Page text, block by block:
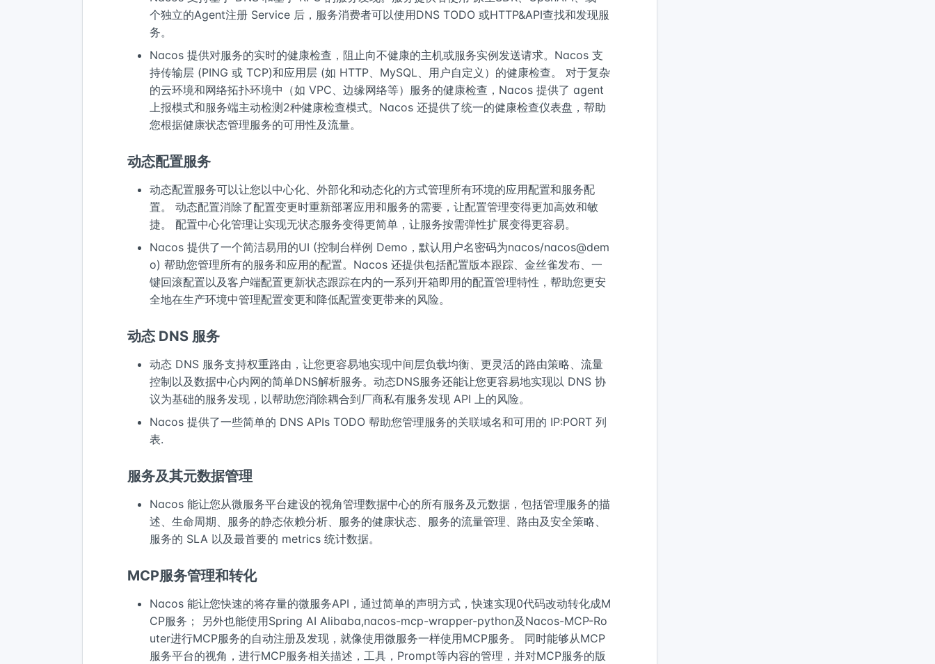
个独立的Agent注册 Service 后，服务消费者可以使用DNS TODO 或HTTP&API查找和发现服
务。
Nacos 提供对服务的实时的健康检查，阻止向不健康的主机或服务实例发送请求。Nacos 支
持传输层 (PING 或 TCP)和应用层 (如 HTTP、MySQL、用户自定义）的健康检查。 对于复杂
的云环境和网络拓扑环境中（如 VPC、边缘网络等）服务的健康检查，Nacos 提供了 agent
上报模式和服务端主动检测2种健康检查模式。Nacos 还提供了统一的健康检查仪表盘，帮助
您根据健康状态管理服务的可用性及流量。
动态配置服务
动态配置服务可以让您以中心化、外部化和动态化的方式管理所有环境的应用配置和服务配
置。 动态配置消除了配置变更时重新部署应用和服务的需要，让配置管理变得更加高效和敏
捷。 配置中心化管理让实现无状态服务变得更简单，让服务按需弹性扩展变得更容易。
Nacos 提供了一个简洁易用的UI (控制台样例 Demo，默认用户名密码为nacos/nacos@dem
o) 帮助您管理所有的服务和应用的配置。Nacos 还提供包括配置版本跟踪、金丝雀发布、一
键回滚配置以及客户端配置更新状态跟踪在内的一系列开箱即用的配置管理特性，帮助您更安
全地在生产环境中管理配置变更和降低配置变更带来的风险。
动态 DNS 服务
动态 DNS 服务支持权重路由，让您更容易地实现中间层负载均衡、更灵活的路由策略、流量
控制以及数据中心内网的简单DNS解析服务。动态DNS服务还能让您更容易地实现以 DNS 协
议为基础的服务发现，以帮助您消除耦合到厂商私有服务发现 API 上的风险。
Nacos 提供了一些简单的 DNS APIs TODO 帮助您管理服务的关联域名和可用的 IP:PORT 列
表.
服务及其元数据管理
Nacos 能让您从微服务平台建设的视角管理数据中心的所有服务及元数据，包括管理服务的描
述、生命周期、服务的静态依赖分析、服务的健康状态、服务的流量管理、路由及安全策略、
服务的 SLA 以及最首要的 metrics 统计数据。
MCP服务管理和转化
Nacos 能让您快速的将存量的微服务API，通过简单的声明方式，快速实现0代码改动转化成M
CP服务； 另外也能使用Spring AI Alibaba,nacos-mcp-wrapper-python及Nacos-MCP-Ro
uter进行MCP服务的自动注册及发现，就像使用微服务一样使用MCP服务。 同时能够从MCP
服务平台的视角，进行MCP服务相关描述，工具，Prompt等内容的管理，并对MCP服务的版